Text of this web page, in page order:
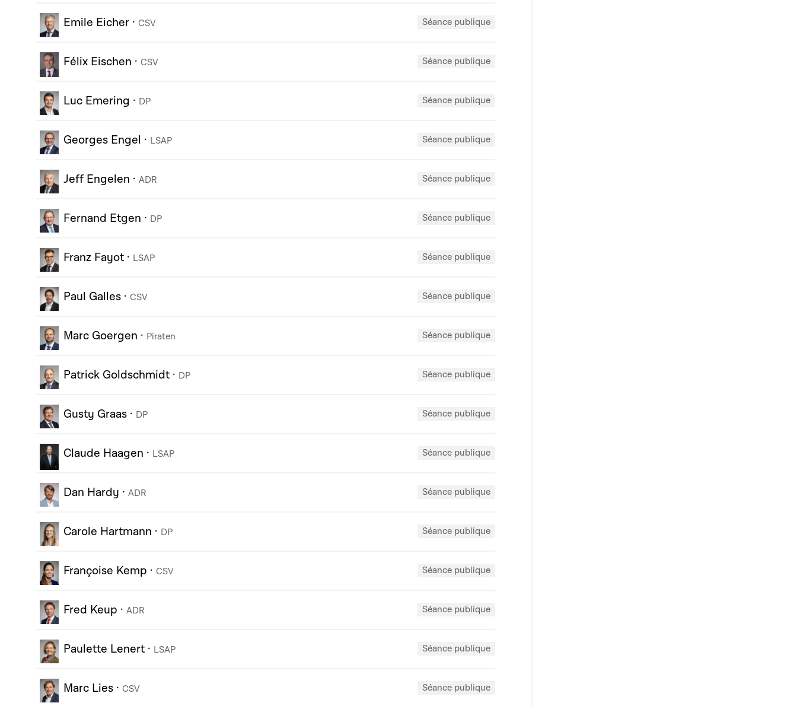
Emile Eicher · CSV Séance publique
Félix Eischen · CSV Séance publique
Luc Emering · DP Séance publique
Georges Engel · LSAP Séance publique
Jeff Engelen · ADR Séance publique
Fernand Etgen · DP Séance publique
Franz Fayot · LSAP Séance publique
Paul Galles · CSV Séance publique
Marc Goergen · Piraten Séance publique
Patrick Goldschmidt · DP Séance publique
Gusty Graas · DP Séance publique
Claude Haagen · LSAP Séance publique
Dan Hardy · ADR Séance publique
Carole Hartmann · DP Séance publique
Françoise Kemp · CSV Séance publique
Fred Keup · ADR Séance publique
Paulette Lenert · LSAP Séance publique
Marc Lies · CSV Séance publique